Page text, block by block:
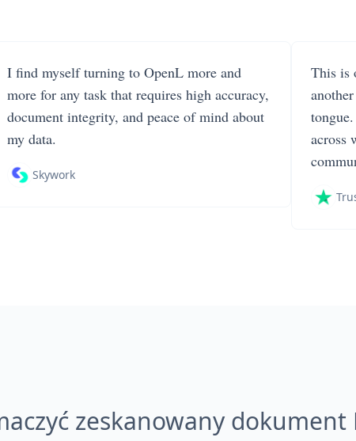
I find myself turning to OpenL more and
more for any task that requires high accuracy,
document integrity, and peace of mind about
my data.
Skywork
This is
across
zeskanowany dokument